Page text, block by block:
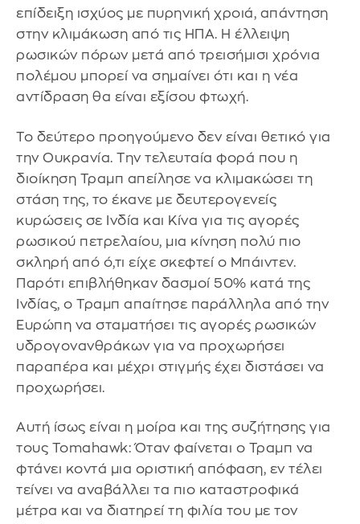
επίδειξη ισχύος με πυρηνική χροιά, απάντηση
στην κλιμάκωση από τις ΗΠΑ. Η έλλειψη
ρωσικών πόρων μετά από τρεισήμισι χρόνια
πολέμου μπορεί να σημαίνει ότι και η νέα
αντίδραση θα είναι εξίσου φτωχή.
Το δεύτερο προηγούμενο δεν είναι θετικό για
την Ουκρανία. Την τελευταία φορά που η
διοίκηση Τραμπ απείλησε να κλιμακώσει τη
στάση της, το έκανε με δευτερογενείς
κυρώσεις σε Ινδία και Κίνα για τις αγορές
ρωσικού πετρελαίου, μια κίνηση πολύ πιο
σκληρή από ό,τι είχε σκεφτεί ο Μπάιντεν.
Παρότι επιβλήθηκαν δασμοί 50% κατά της
Ινδίας, ο Τραμπ απαίτησε παράλληλα από την
Ευρώπη να σταματήσει τις αγορές ρωσικών
υδρογονανθράκων για να προχωρήσει
παραπέρα και μέχρι στιγμής έχει διστάσει να
προχωρήσει.
Αυτή ίσως είναι η μοίρα και της συζήτησης για
τους Tomahawk: Όταν φαίνεται ο Τραμπ να
φτάνει κοντά μια οριστική απόφαση, εν τέλει
τείνει να αναβάλλει τα πιο καταστροφικά
μέτρα και να διατηρεί τη φιλία του με τον